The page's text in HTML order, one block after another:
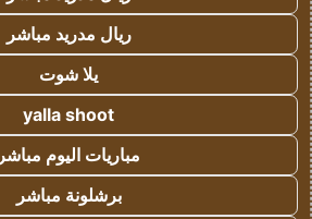
ريال مدريد مباشر
يلا شوت
yalla shoot
مباريات اليوم مباشر
برشلونة مباشر